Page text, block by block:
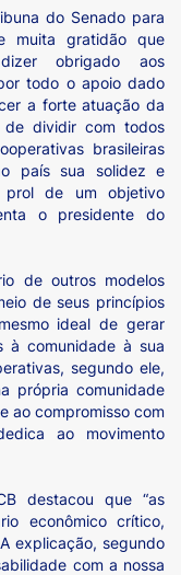
do Senado para
muita gratidão que
obrigado aos
todo o apoio dado
a forte atuação da
de dividir com todos
brasileiras
país sua solidez e
prol de um objetivo
o presidente do
de outros modelos
de seus princípios
ideal de gerar
à comunidade à sua
segundo ele,
própria comunidade
ao compromisso com
ao movimento
destacou que “as
econômico crítico,
explicação, segundo
com a nossa